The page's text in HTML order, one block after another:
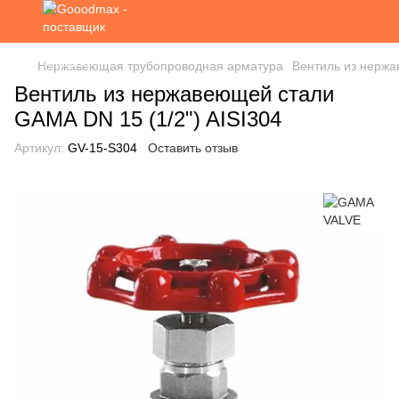
Нержавеющая трубопроводная арматура Вентиль из
Вентиль из нержавеющей стали
GAMA DN 15 (1/2") AISI304
Артикул: GV-15-S304 Оставить отзыв